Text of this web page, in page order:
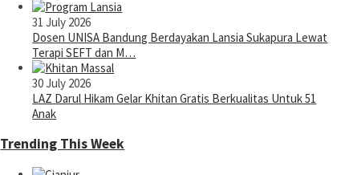
31 July 2026
Dosen UNISA Bandung Berdayakan Lansia Sukapura Lewat
Terapi SEFT dan M…
30 July 2026
LAZ Darul Hikam Gelar Khitan Gratis Berkualitas Untuk 51
Anak
Trending This Week